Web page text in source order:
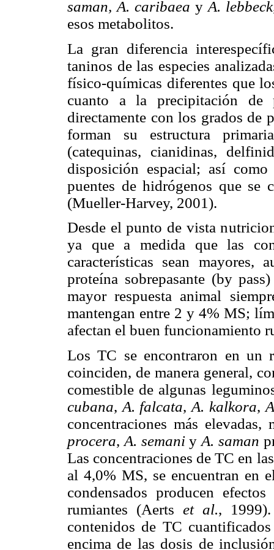
saman, A. caribaea yA. lebbeck
esos metabolitos.
La gran diferencia
taninos de las especies
físico-químicas diferentes que
cuanto a la precipitación de
directamente con los grados de
forman su estructura
(catequinas, cianidinas,
disposición espacial; así
puentes de hidrógenos que se
(Mueller-Harvey, 2001).
Desde el punto de vista
ya que a medida que las
características sean
proteína sobrepasante (by
mayor respuesta animal
mantengan entre 2 y 4% MS;
afectan el buen funcionamiento
Los TC se encontraron en un
coinciden, de manera general,
comestible de algunas
cubana, A. falcata,A. kalkora,
concentraciones más
procera, A. semaniyA. saman
Las concentraciones de TC en
al 4,0% MS, se encuentran en
condensados producen
rumiantes (Aerts et al.,
contenidos de TC
encima de las dosis de